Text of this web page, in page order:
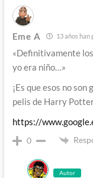
Eme A 13 años han
«Definitivamente
yo era niño…»
¡Es que esos no
pelis de Harry
https://
0
Autor